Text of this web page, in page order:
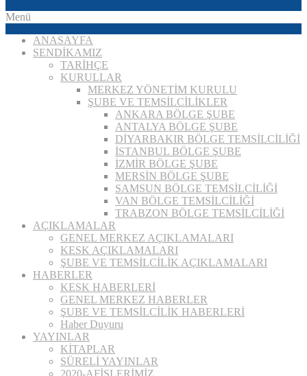
Menü
ANASAYFA
SENDİKAMIZ
TARİHÇE
KURULLAR
MERKEZ YÖNETİM KURULU
ŞUBE VE TEMSİLCİLİKLER
ANKARA BÖLGE ŞUBE
ANTALYA BÖLGE ŞUBE
DİYARBAKIR BÖLGE TEMSİLCİLİĞİ
İSTANBUL BÖLGE ŞUBE
İZMİR BÖLGE ŞUBE
MERSİN BÖLGE ŞUBE
SAMSUN BÖLGE TEMSİLCİLİĞİ
VAN BÖLGE TEMSİLCİLİĞİ
TRABZON BÖLGE TEMSİLCİLİĞİ
AÇIKLAMALAR
GENEL MERKEZ AÇIKLAMALARI
KESK AÇIKLAMALARI
ŞUBE VE TEMSİLCİLİK AÇIKLAMALARI
HABERLER
KESK HABERLERİ
GENEL MERKEZ HABERLER
ŞUBE VE TEMSİLCİLİK HABERLERİ
Haber Duyuru
YAYINLAR
KİTAPLAR
SÜRELİ YAYINLAR
2020-AFİŞLERİMİZ